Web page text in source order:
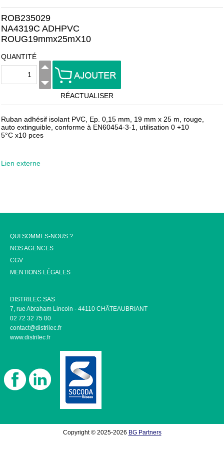
ROB235029
NA4319C ADHPVC
ROUG19mmx25mX10
QUANTITÉ
RÉACTUALISER
Ruban adhésif isolant PVC, Ep. 0,15 mm, 19 mm x 25 m, rouge,
auto extinguible, conforme à EN60454-3-1, utilisation 0 +10
5°C x10 pces
Lien externe
QUI SOMMES-NOUS ?
NOS AGENCES
CGV
MENTIONS LÉGALES
DISTRILEC SAS
7, rue Abraham Lincoln - 44110 CHÂTEAUBRIANT
02 72 32 75 00
contact@distrilec.fr
www.distrilec.fr
Copyright © 2025-2026 BG Partners